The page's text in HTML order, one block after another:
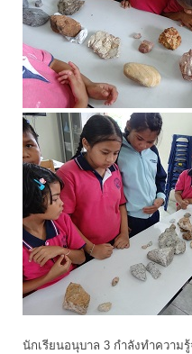
นักเรียนอนุบาล 3 กำลังทำความ